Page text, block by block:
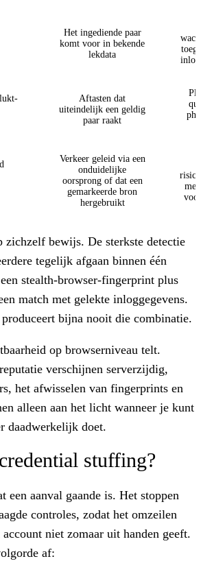
Het ingediende paar
komt voor in bekende
lekdata
Aftasten dat
uiteindelijk een geldig
paar raakt
Verkeer geleid via een
onduidelijke
oorsprong of dat een
gemarkeerde bron
hergebruikt
met
zichzelf bewijs. De sterkste detectie
tegelijk afgaan binnen één
stealth-browser-fingerprint plus
match met gelekte inloggegevens.
bijna nooit die combinatie.
op browserniveau telt.
verschijnen serverzijdig,
het afwisselen van fingerprints en
alleen aan het licht wanneer je kunt
daadwerkelijk doet.
stuffing?
een aanval gaande is. Het stoppen
controles, zodat het omzeilen
niet zomaar uit handen geeft.
af: